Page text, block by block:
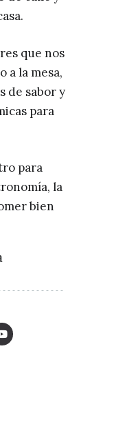
que nos
a la mesa,
de sabor y
para
para
la
bien